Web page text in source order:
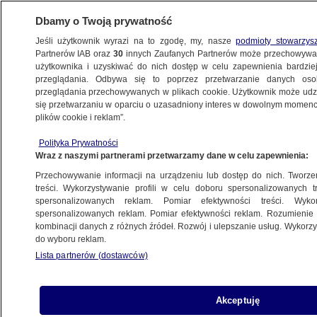
METEO
NAJNOWSZE
kilka razy
8.01.2018, 20:36
Udostępnij
Dbamy o Twoją prywatność
Jeśli użytkownik wyrazi na to zgodę, my, naszepodmioty
Partnerów IAB oraz30 innych Zaufanych Partnerów może
użytkownika i uzyskiwać do nich dostęp w celu zapewnienia
przeglądania. Odbywa się to poprzez przetwarzanie danych
przeglądania przechowywanych w plikach cookie. Użytkownik może
się przetwarzaniu w oparciu o uzasadniony interes w dowolnym
plików cookie i reklam”.
Polityka Prywatności
Wraz z naszymi partnerami przetwarzamy dane w celu zapewnienia:
Przechowywanie informacji na urządzeniu lub dostęp do nich.
treści. Wykorzystywanie profili w celu doboru spersonalizowanych
spersonalizowanych reklam. Pomiar efektywności treści.
spersonalizowanych reklam. Pomiar efektywności reklam.
kombinacji danych z różnych źródeł. Rozwój i ulepszanie usług.
do wyboru reklam.
Lista partnerów (dostawców)
Akceptuję